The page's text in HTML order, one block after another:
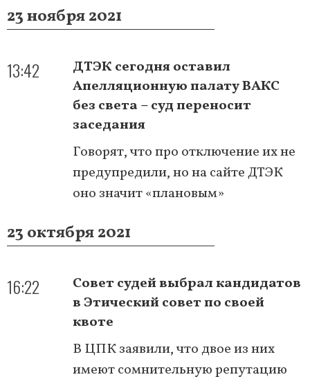
23 ноября 2021
13:42
ДТЭК сегодня оставил
Апелляционную палату ВАКС
без света – суд переносит
заседания
Говорят, что про отключение их не
предупредили, но на сайте ДТЭК
оно значит «плановым»
23 октября 2021
16:22
Совет судей выбрал кандидатов
в Этический совет по своей
квоте
В ЦПК заявили, что двое из них
имеют сомнительную репутацию